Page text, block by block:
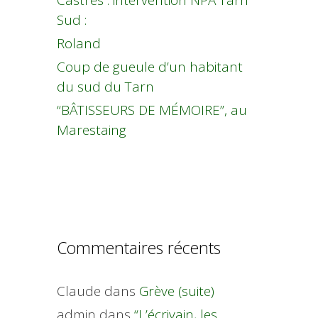
Sud :
Roland
Coup de gueule d’un habitant
du sud du Tarn
“BÂTISSEURS DE MÉMOIRE”, au
Marestaing
Commentaires récents
Claude dans Grève (suite)